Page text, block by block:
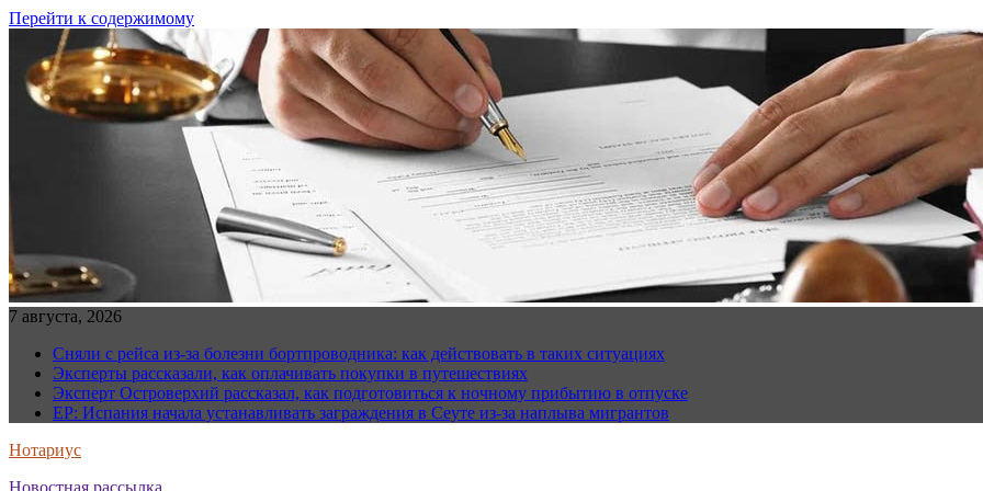
Перейти к содержимому
7 августа, 2026
Сняли с рейса из-за болезни бортпроводника: как действовать в таких ситуациях
Эксперты рассказали, как оплачивать покупки в путешествиях
Эксперт Островерхий рассказал, как подготовиться к ночному прибытию в отпуске
EP: Испания начала устанавливать заграждения в Сеуте из-за наплыва мигрантов
Нотариус
Новостная рассылка